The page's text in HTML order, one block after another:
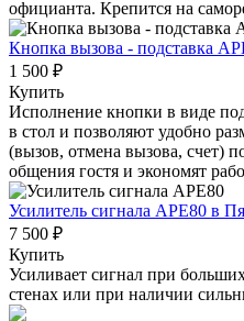
официанта. Крепится на
Кнопка вызова - подставка
1 500 ₽
Купить
Исполнение кнопки в виде
в стол и позволяют удобно
(вызов, отмена вызова, счет)
общения гостя и экономят
Усилитель сигнала APE80 в
7 500 ₽
Купить
Усиливает сигнал при
стенах или при наличии